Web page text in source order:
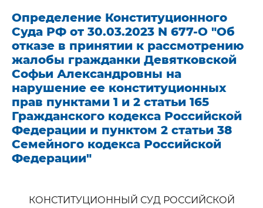
Определение Конституционного
Суда РФ от 30.03.2023 N 677-О "Об
отказе в принятии к рассмотрению
жалобы гражданки Девятковской
Софьи Александровны на
нарушение ее конституционных
прав пунктами 1 и 2 статьи 165
Гражданского кодекса Российской
Федерации и пунктом 2 статьи 38
Семейного кодекса Российской
Федерации"
КОНСТИТУЦИОННЫЙ СУД РОССИЙСКОЙ